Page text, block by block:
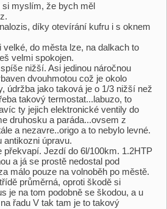
si myslím, že bych měl
díky otevírání kufru i s oknem
velké, do města lze, na dalkach to
velmi spokojen.
nižší. Asi jedinou náročnou
dvouhmotou což je okolo
údržba jako taková je o 1/3 nižší než
takový termostat...labuzo, to
ty jejich elektronické ventily do
druhosku a paráda...ovsem z
a nezavre..origo a to nebylo levné.
antikozni úpravu.
překvapí. Jezdí do 6l/100km. 1.2HTP
a já se prostě nedostal pod
málo pouze na volnoběh po městě.
průměrná, oproti škodě si
je na tom podobně se škodou, a u
řadu V tak tam je to takový